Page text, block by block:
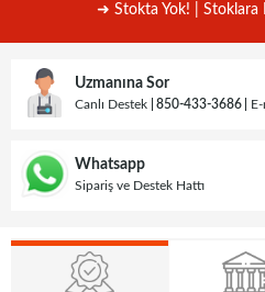
➜ Stokta Yok! | Stoklara
Uzmanına Sor
Canlı Destek 850-433-3686
Whatsapp
Sipariş ve Destek Hattı